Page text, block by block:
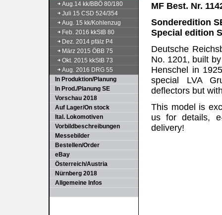
Aug.14 kk/BBÖ 80/180
Juli 15 CSD 524/354
Aug. 15 kk/Kohlenzug
Feb. 2016 kkStB 80
Dez. 2014 pfälz P4
März 2015 ÖBB 75
Okt. 2015 kkStB 73
Aug. 2016 DRG 55
In Produktion/Planung
In Prod./Planung SE
Vorschau 2018
Auf Lager/On stock
Ital. Lokomotiven
Vorbildbeschreibungen
Messebilder
Bestellen/Order
eBay
Österreich/Austria
Nürnberg 2018
Allgemeine Infos
MF Best. Nr.
Sonderedition
Special edition
Deutsche
No. 1201, built
Henschel in
special LVA
deflectors but
This model is
us for details,
delivery!